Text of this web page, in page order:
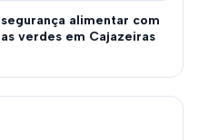
alimentar com
verdes em Cajazeiras